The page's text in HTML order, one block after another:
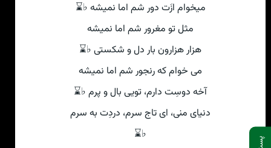
میخوام ازَت دور شم اما نمیشه ♭⌛
مثل تو مغرور شم اما نمیشه
هزار هزارون بار دل و شکستی ♭⌛
می خوام که رنجور شم اما نمیشه
آخه دوسِت دارم، تویی بال و پرم ♭⌛
دنیای منی، ای تاج سرم، دردِت به سرم
♭⌛